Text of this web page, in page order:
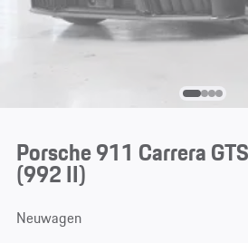
Porsche 911 Carrera
(992 II)
Neuwagen